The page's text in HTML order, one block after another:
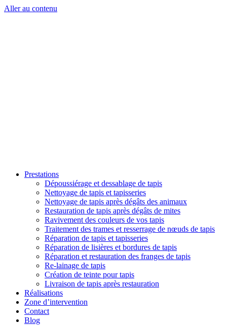
Aller au contenu
Prestations
Dépoussiérage et dessablage de tapis
Nettoyage de tapis et tapisseries
Nettoyage de tapis après dégâts des animaux
Restauration de tapis après dégâts de mites
Ravivement des couleurs de vos tapis
Traitement des trames et resserrage de nœuds de tapis
Réparation de tapis et tapisseries
Réparation de lisières et bordures de tapis
Réparation et restauration des franges de tapis
Re-lainage de tapis
Création de teinte pour tapis
Livraison de tapis après restauration
Réalisations
Zone d’intervention
Contact
Blog